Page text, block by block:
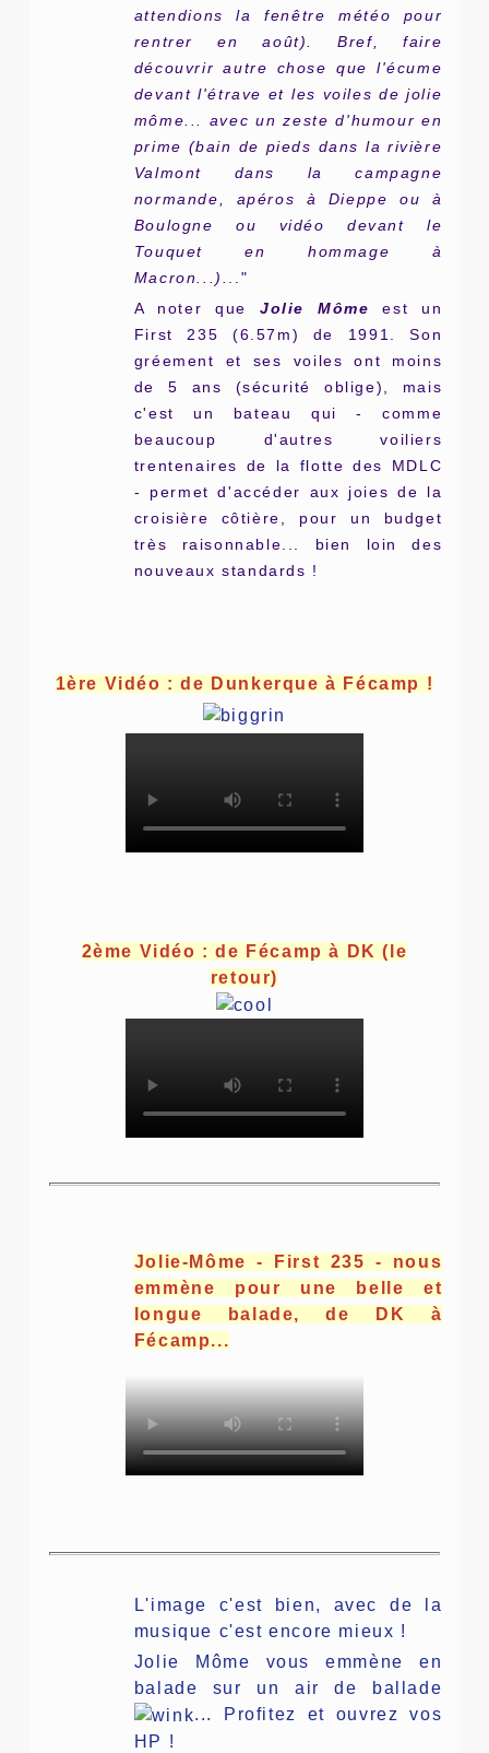
attendions la fenêtre météo pour
rentrer en août). Bref, faire
découvrir autre chose que l'écume
devant l'étrave et les voiles de jolie
môme... avec un zeste d'humour en
prime (bain de pieds dans la rivière
Valmont dans la campagne
normande, apéros à Dieppe ou à
Boulogne ou vidéo devant le
Touquet en hommage à
Macron...). .."
A noter que Jolie Môme est un
First 235 (6.57m) de 1991. Son
gréement et ses voiles ont moins
de 5 ans (sécurité oblige), mais
c'est un bateau qui - comme
beaucoup d'autres voiliers
trentenaires de la flotte des MDLC
- permet d'accéder aux joies de la
croisière côtière, pour un budget
très raisonnable... bien loin des
nouveaux standards !
1ère Vidéo : de Dunkerque à Fécamp !
2ème Vidéo : de Fécamp à DK (le
retour)
Jolie-Môme - First 235 - nous
emmène pour une belle et
longue balade, de DK à
Fécamp...
L'image c'est bien, avec de la
musique c'est encore mieux !
Jolie Môme vous emmène en
balade sur un air de ballade
... Profitez et ouvrez vos
HP !